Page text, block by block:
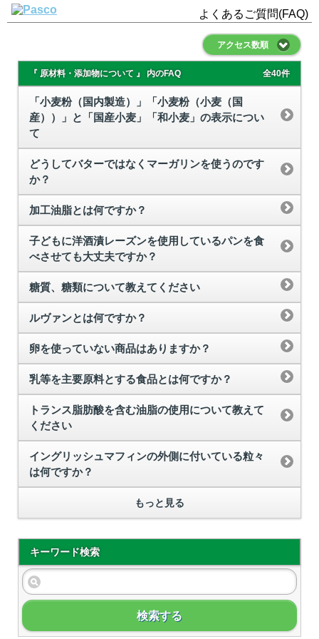
よくあるご質問(FAQ)
アクセス数順
『 原材料・添加物について 』 内のFAQ 全40件
「小麦粉（国内製造）」「小麦粉（小麦（国
産））」と「国産小麦」「和小麦」の表示につい
て
どうしてバターではなくマーガリンを使うのです
か？
加工油脂とは何ですか？
子どもに洋酒漬レーズンを使用しているパンを食
べさせても大丈夫ですか？
糖質、糖類について教えてください
ルヴァンとは何ですか？
卵を使っていない商品はありますか？
乳等を主要原料とする食品とは何ですか？
トランス脂肪酸を含む油脂の使用について教えて
ください
イングリッシュマフィンの外側に付いている粒々
は何ですか？
もっと見る
キーワード検索
検索する